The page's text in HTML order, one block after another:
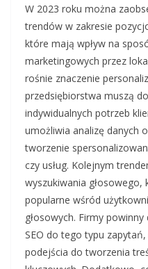
W 2023 roku można
trendów w zakresie
które mają wpływ na
marketingowych przez
rośnie znaczenie
przedsiębiorstwa muszą
indywidualnych potrzeb
umożliwia analizę danych
tworzenie
czy usług. Kolejnym
wyszukiwania
popularne wśród
głosowych. Firmy
SEO do tego typu
podejścia do tworzenia